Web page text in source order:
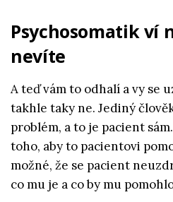
Psychosomatik ví
nevíte
A teď vám to odhalí a vy se
takhle taky ne. Jediný
problém, a to je pacient
toho, aby to pacientovi
možné, že se pacient
co mu je a co by mu